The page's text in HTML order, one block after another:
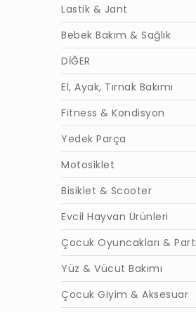
Lastik & Jant
Bebek Bakım & Sağlık
DİĞER
El, Ayak, Tırnak Bakımı
Fitness & Kondisyon
Yedek Parça
Motosiklet
Bisiklet & Scooter
Evcil Hayvan Ürünleri
Çocuk Oyuncakları & Parti
Yüz & Vücut Bakımı
Çocuk Giyim & Aksesuar